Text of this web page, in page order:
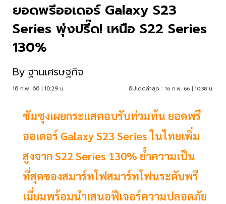
ยอดพรีออเดอร์ Galaxy S23
Series พุ่งปรี๊ด! เหนือ S22 Series
130%
By ฐานเศรษฐกิจ
16 ก.พ. 66 | 10:29 น. อัปเดตล่าสุด : 16 ก.พ. 66 | 10:38 น.
ซัมซุงเผยกระแสตอบรับท่วมท้น ยอดพรี
ออเดอร์ Galaxy S23 Series ในไทยเพิ่ม
สูงจาก S22 Series 130% ย้ำความเป็น
ที่สุดของสมาร์ทโฟสมาร์ทโฟนระดับพรี
เมี่ยมพร้อมนำเสนอฟีเจอร์ความปลอดภัย